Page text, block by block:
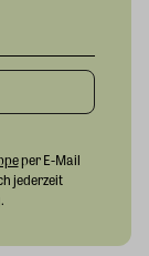
per E-Mail
jederzeit
.